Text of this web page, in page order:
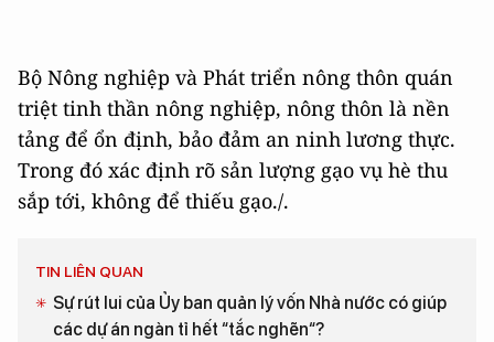
Bộ Nông nghiệp và Phát triển nông thôn quán
triệt tinh thần nông nghiệp, nông thôn là nền
tảng để ổn định, bảo đảm an ninh lương thực.
Trong đó xác định rõ sản lượng gạo vụ hè thu
sắp tới, không để thiếu gạo./.
TIN LIÊN QUAN
Sự rút lui của Ủy ban quản lý vốn Nhà nước có giúp
các dự án ngàn tỉ hết “tắc nghẽn“?